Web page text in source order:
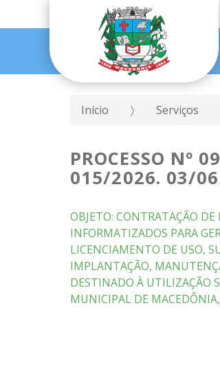
Início Serviços
PROCESSO Nº
015/2026. 03/
OBJETO: CONTRATAÇÃO
INFORMATIZADOS PARA
LICENCIAMENTO DE USO,
IMPLANTAÇÃO,
DESTINADO À UTILIZAÇÃO
MUNICIPAL DE